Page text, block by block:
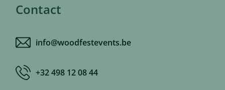
Contact
info@woodfestevents.be
+32 498 12 08 44